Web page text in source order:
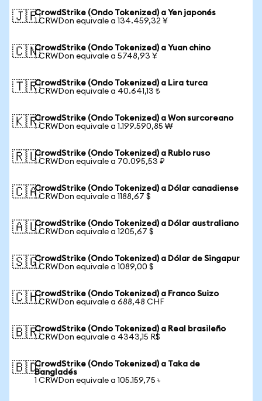
🇯🇵CrowdStrike (Ondo Tokenized) a Yen japonés
1 CRWDon equivale a 134.459,32 ¥
🇨🇳CrowdStrike (Ondo Tokenized) a Yuan chino
1 CRWDon equivale a 5748,93 ¥
🇹🇷CrowdStrike (Ondo Tokenized) a Lira turca
1 CRWDon equivale a 40.641,13 ₺
🇰🇷CrowdStrike (Ondo Tokenized) a Won surcoreano
1 CRWDon equivale a 1.199.590,85 ₩
🇷🇺CrowdStrike (Ondo Tokenized) a Rublo ruso
1 CRWDon equivale a 70.095,53 ₽
🇨🇦CrowdStrike (Ondo Tokenized) a Dólar canadiense
1 CRWDon equivale a 1188,67 $
🇦🇺CrowdStrike (Ondo Tokenized) a Dólar australiano
1 CRWDon equivale a 1205,67 $
🇸🇬CrowdStrike (Ondo Tokenized) a Dólar de Singapur
1 CRWDon equivale a 1089,00 $
🇨🇭CrowdStrike (Ondo Tokenized) a Franco Suizo
1 CRWDon equivale a 688,48 CHF
🇧🇷CrowdStrike (Ondo Tokenized) a Real brasileño
1 CRWDon equivale a 4343,15 R$
🇧🇩CrowdStrike (Ondo Tokenized) a Taka de
Bangladés
1 CRWDon equivale a 105.159,75 ৳